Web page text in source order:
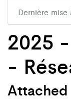
Dernière mise
2025
-
Attached